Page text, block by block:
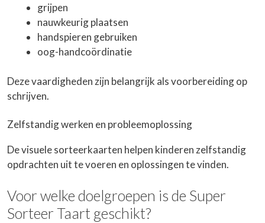
grijpen
nauwkeurig plaatsen
handspieren gebruiken
oog-handcoördinatie
Deze vaardigheden zijn belangrijk als voorbereiding op
schrijven.
Zelfstandig werken en probleemoplossing
De visuele sorteerkaarten helpen kinderen zelfstandig
opdrachten uit te voeren en oplossingen te vinden.
Voor welke doelgroepen is de Super
Sorteer Taart geschikt?